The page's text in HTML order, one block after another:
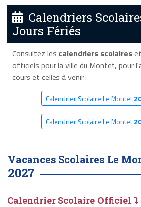
Calendriers
Jours Fériés
Consultez les calendriers scolaires
officiels pour la ville du Montet, pour
cours et celles à venir :
Calendrier Scolaire Le Montet
Calendrier Scolaire Le Montet
Vacances Scolaires Le
2027
Calendrier Scolaire Officiel ⤵